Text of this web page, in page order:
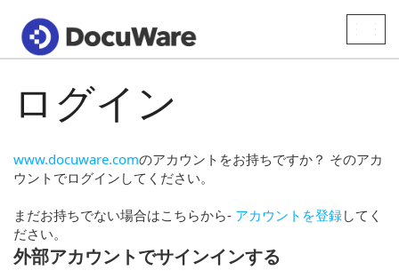
ログイン
www.docuware.comのアカウントをお持ちですか？ そのアカ
ウントでログインしてください。
まだお持ちでない場合はこちらから- アカウントを登録してく
ださい。
外部アカウントでサインインする